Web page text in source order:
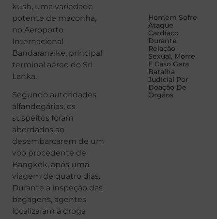
kush, uma variedade
potente de maconha,
no Aeroporto
Internacional
Bandaranaike, principal
terminal aéreo do Sri
Lanka.
Segundo autoridades
alfandegárias, os
suspeitos foram
abordados ao
desembarcarem de um
voo procedente de
Bangkok, após uma
viagem de quatro dias.
Durante a inspeção das
bagagens, agentes
localizaram a droga
Homem Sofre
Ataque
Cardíaco
Durante
Relação
Sexual, Morre
E Caso Gera
Batalha
Judicial Por
Doação De
Órgãos